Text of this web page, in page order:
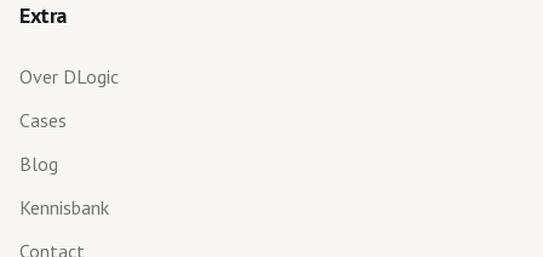
Extra
Over DLogic
Cases
Blog
Kennisbank
Contact